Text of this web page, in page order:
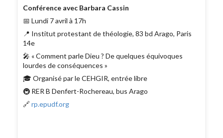
Conférence avec Barbara Cassin
📅 Lundi 7 avril à 17h
📍 Institut protestant de théologie, 83 bd Arago, Paris
14e
🎤 « Comment parle Dieu ? De quelques équivoques
lourdes de conséquences »
🎓 Organisé par le CEHGIR, entrée libre
🚇 RER B Denfert-Rochereau, bus Arago
🔗rp.epudf.org